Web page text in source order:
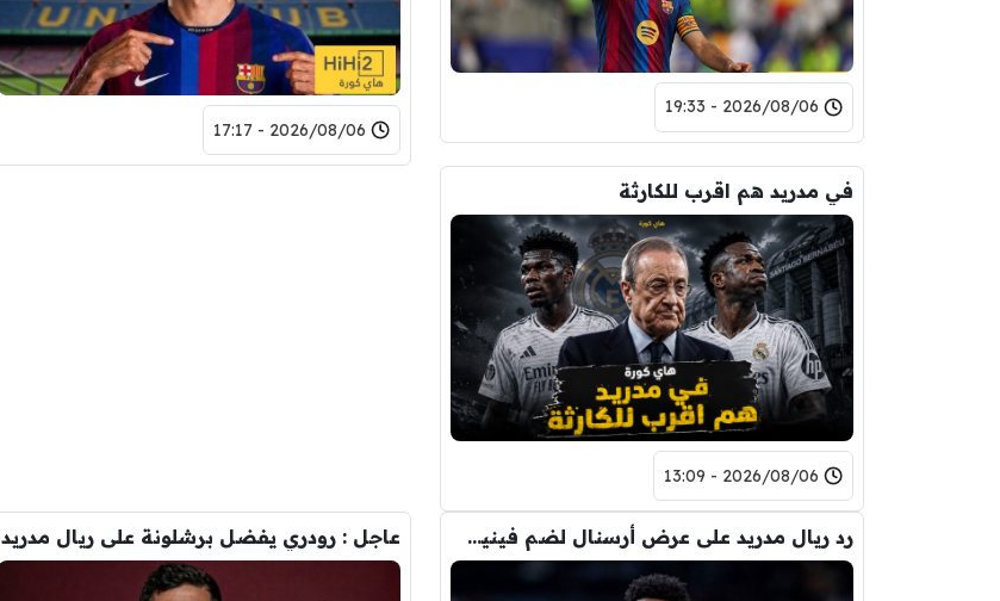
2026/08/06 - 19:33
2026/08/06 - 17:17
في مدريد هم اقرب للكارثة
2026/08/06 - 13:09
رد ريال مدريد على عرض أرسنال لضم فينيسيوس عاجل : رودري يفضل برشلونة على ريال مدريد